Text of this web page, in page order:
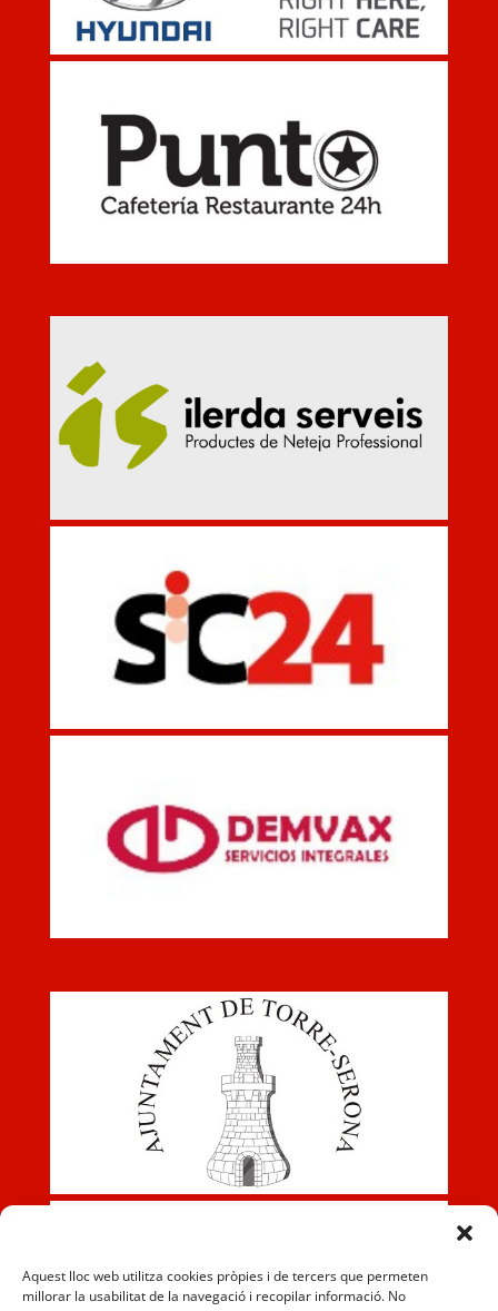
Aquest lloc web utilitza cookies pròpies i de tercers que permeten
millorar la usabilitat de la navegació i recopilar informació. No